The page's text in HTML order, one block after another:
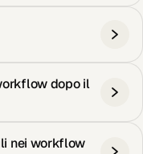
dopo il
nei workflow